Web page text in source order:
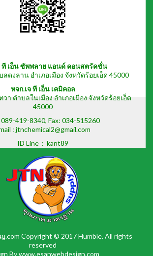
ที เอ็น ซัพพลาย แอนด์ คอนสตรัคชั่น
ลดงลาน อำเภอเมือง จังหวัดร้อยเอ็ด 45000
หจก.เจ ที เอ็น เคมิคอล
า ตำบลในเมือง อำเภอเมือง จังหวัดร้อยเอ็ด
45000
089-419-8340, Fax: 034-515260
: jtnchemical2@gmail.com
ID Line : kant89
.com Copyright © 2017 Humble. All rights
reserved
Bywww.esanwebdesign.com